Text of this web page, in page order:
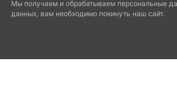
Мы получаем и обрабатываем персональные
данных, вам необходимо покинуть наш сайт.